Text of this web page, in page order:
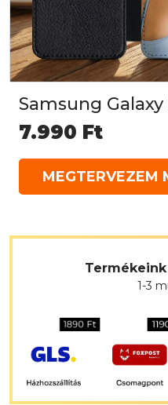
Samsung
7.990 Ft
MEGTERVEZEM
1-3